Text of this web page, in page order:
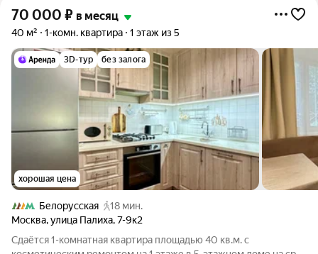
70 000 ₽ в месяц
40 м² 1-комн. квартира 1 этаж из 5
3D-тур без залога
хорошая цена
Белорусская
18 мин.
Москва,улица Палиха,7-9к2
Сдаётся 1-комнатная квартира площадью 40 кв.м. с